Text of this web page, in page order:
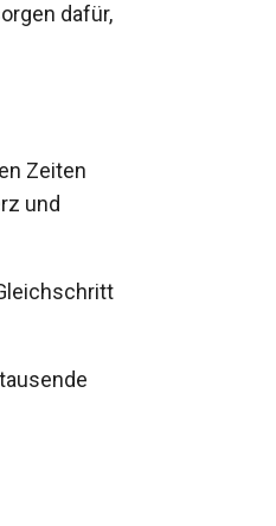
dafür,
Zeiten
und